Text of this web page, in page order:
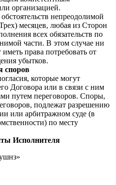
организацией.
непреодолимой
месяцев, любая из Сторон
всех обязательств по
части. В этом случае ни
права потребовать от
убытков.
споров
которые могут
Договора или в связи с ним
путем переговоров. Споры,
подлежат разрешению
или арбитражном суде (в
по месту
Исполнителя